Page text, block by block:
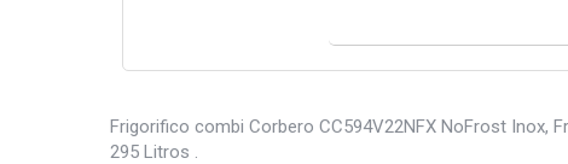
Frigorifico combi Corbero CC594V22NFX NoFrost Inox,
295 Litros .